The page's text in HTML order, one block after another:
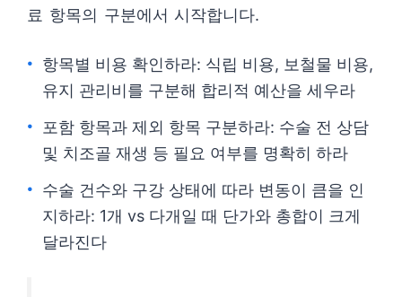
료 항목의 구분에서 시작합니다.
항목별 비용 확인하라: 식립 비용, 보철물 비용,
유지 관리비를 구분해 합리적 예산을 세우라
포함 항목과 제외 항목 구분하라: 수술 전 상담
및 치조골 재생 등 필요 여부를 명확히 하라
수술 건수와 구강 상태에 따라 변동이 큼을 인
지하라: 1개 vs 다개일 때 단가와 총합이 크게
달라진다